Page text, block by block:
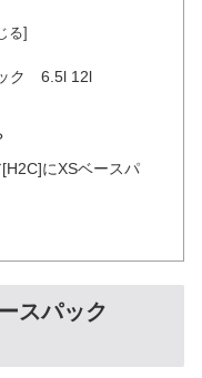
ク 6.5l 12l
にXSベースパ
スパック